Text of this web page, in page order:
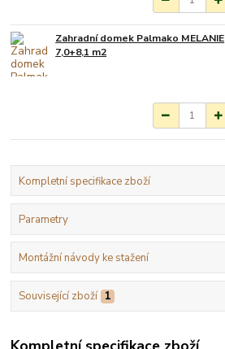
Zahradní domek Palmako MELANIE
7,0+8,1 m2
Kompletní specifikace zboží
Parametry
Montážní návody ke stažení
Související zboží 1